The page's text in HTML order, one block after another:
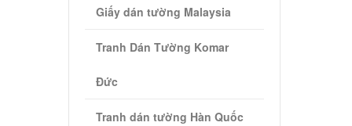
Giấy dán tường Malaysia
Tranh Dán Tường Komar
Đức
Tranh dán tường Hàn Quốc